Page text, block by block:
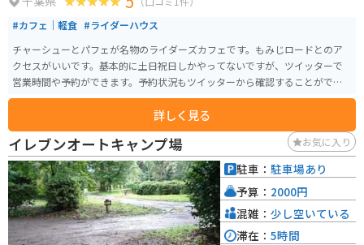
#カフェ｜軽食 #ライダーハウス
チャーシューとパフェが名物のライダーズカフェです。もみじロードとのア
クセスがいいです。基本的に土日祝日しかやってないですが、ツイッターで
営業時間や予約ができます。予約状況もツイッターから確認することができ
るので確認してから行くのがオススメです。
詳しく見る
イレブンオートキャンプ場 お気に入り
駐車： 駐車場あり
予算： 2000円
混雑： 少し空いている
滞在： 5時間